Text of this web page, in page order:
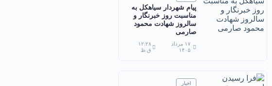
پیام شهردار سیاهکل به
مناسبت روز خبرنگار و
سالروز شهادت محمود
صارمی
۱۷ مرداد
۱۴۰۵
۱۲:۲۸
ق.ظ
اخبار